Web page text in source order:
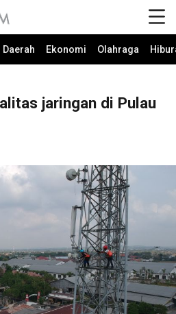
Daerah Ekonomi Olahraga
jaringan di Pulau